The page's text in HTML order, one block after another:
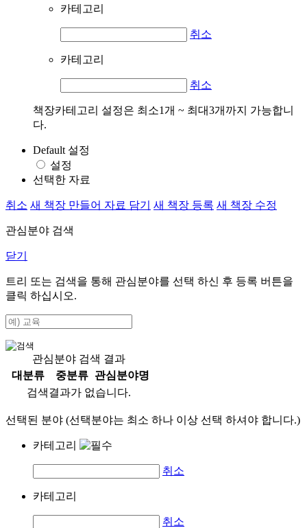
카테고리
취소
카테고리
취소
책장카테고리 설정은 최소1개 ~ 최대3개까지 가능합니
다.
Default 설정
설정
선택한 자료
취소 새 책장 만들어 자료 담기 새 책장 등록 새 책장 수정
관심분야 검색
닫기
트리 또는 검색을 통해 관심분야를 선택 하신 후 등록 버튼을
클릭 하십시오.
관심분야 검색 결과
대분류
중분류
관심분야명
검색결과가 없습니다.
선택된 분야 (선택분야는 최소 하나 이상 선택 하셔야 합니다.)
카테고리
취소
카테고리
취소